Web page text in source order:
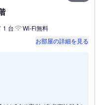
1 台
Wi-Fi無料
お部屋の詳細を見る